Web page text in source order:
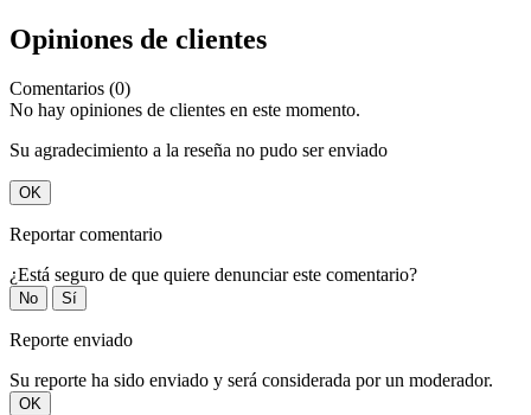
Opiniones de clientes
Comentarios (0)
No hay opiniones de clientes en este momento.
Su agradecimiento a la reseña no pudo ser enviado
OK
Reportar comentario
¿Está seguro de que quiere denunciar este comentario?
No Sí
Reporte enviado
Su reporte ha sido enviado y será considerada por un moderador.
OK